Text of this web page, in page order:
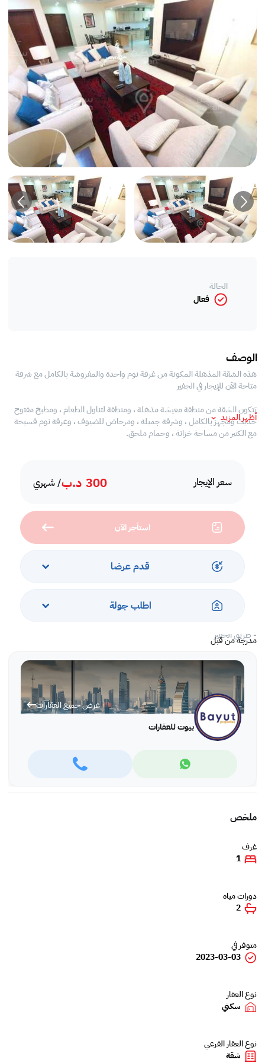
سعر الإيجار 300 د.ب/ شهري
استأجر الآن
قدم عرضا
اطلب جولة
مدرجة من قبل
عرض جميع العقارات
بيوت للعقارات
الحالة
فعال
الوصف
هذه الشقة المذهلة المكونة من غرفة نوم واحدة والمفروشة بالكامل مع شرفة
متاحة الآن للإيجار في الجفير
تتكون الشقة من منطقة معيشة مذهلة ، ومنطقة لتناول الطعام ، ومطبخ مفتوح
حديث ومجهز بالكامل ، وشرفة جميلة ، ومرحاض للضيوف ، وغرفة نوم فسيحة
مع الكثير من مساحة خزانة ، وحمام ملحق.
- صالة رياضية مجهزة بالكامل
- غرف ساونا وبخار
- غرفة المؤتمرات
- امن على مدار 24 ساعة
أقرب المعالم:
- سوبر ماركت الأسرة
- الراية مول
- طريق الجفير
* الشقة متاحة بموجب عقد إيجار لمدة عام على الأقل
* يشمل الإيجار رسوم EWA والبلدية
أظهر المزيد
ملخص
غرف
1
دورات مياه
2
متوفر في
2023-03-03
نوع العقار
سكني
نوع العقار الفرعي
شقة